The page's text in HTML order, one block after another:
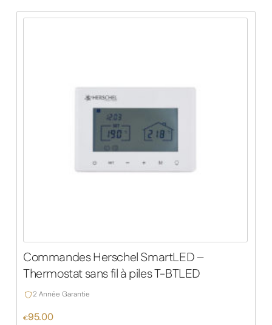
Commandes Herschel SmartLED –
Thermostat sans fil à piles T-BTLED
2 Année Garantie
€95.00